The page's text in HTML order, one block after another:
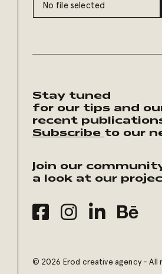
No file selected
Stay tuned
for our tips and
recent
Subscribe to our
Join our
a look at our
© 2026 Erod creative agency - All